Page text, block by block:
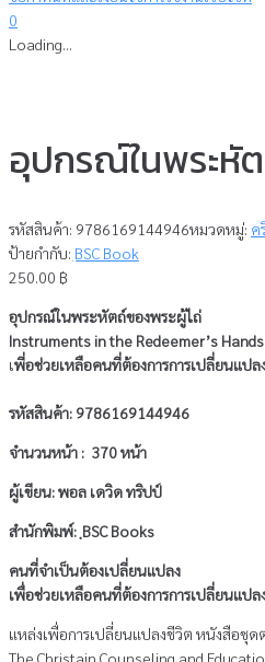
0
Loading...
อุปกรณ์ในพระหั
รหัสสินค้า: 9786169144946หมวดหมู่: ค
ป้ายกำกับ: ฺBSC Book
250.00 ฿
อุปกรณ์ในพระหัตถ์ของพระผู้ไถ่
Instruments in the Redeemer’s Hands
เพี่อช่วยเหลือคนที่ต้องการการเปลี่ยนแปล
รหัสสินค้า: 9786169144946
จำนวนหน้า : 370 หน้า
ผู้เขียน: พอล เดวิด ทริปป์
สำนักพิมพ์: ฺBSC Books
คนที่จำเป็นต้องเปลี่ยนแปลง
เพื่อช่วยเหลือคนที่ต้องการการเปลี่ยนแปล
แหล่งเพื่อการเปลี่ยนแปลงชีวิต หนังสือชุด